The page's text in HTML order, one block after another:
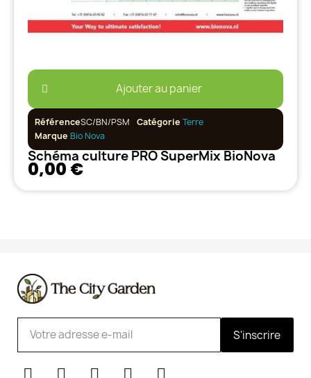
Ajouter au panier
RéférenceSC/BN/PSM Catégorie Terre
Marque Bio Nova
Schéma culture PRO SuperMix BioNova
0,00 €
S'inscrire